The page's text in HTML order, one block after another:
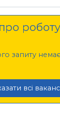
запиту
всі